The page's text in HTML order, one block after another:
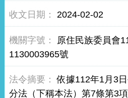
2024-02-02
原住民族委員會
1130003965號
依據112年1月3
分法（下稱本法）第7條第3